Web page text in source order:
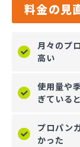
料金の見
月々のプ
高い
使用量や
ぎている
プロパン
かった